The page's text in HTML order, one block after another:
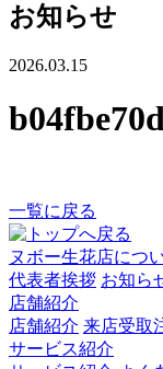
お知らせ
2026.03.15
一覧に戻る
ヌボー生花店につ
代表者挨拶 お知ら
店舗紹介
店舗紹介 来店受取
サービス紹介